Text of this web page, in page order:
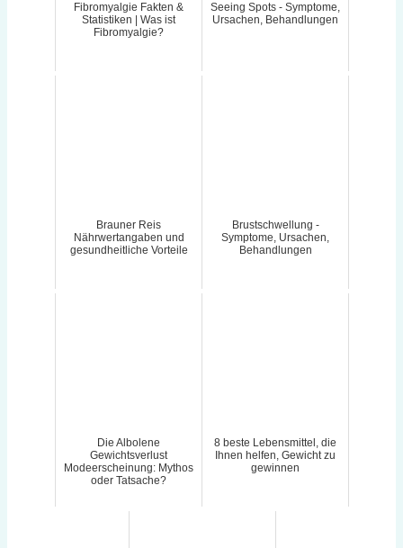
Fibromyalgie Fakten &
Statistiken | Was ist
Fibromyalgie?
Seeing Spots - Symptome,
Ursachen, Behandlungen
Brauner Reis
Nährwertangaben und
gesundheitliche Vorteile
Brustschwellung -
Symptome, Ursachen,
Behandlungen
Die Albolene
Gewichtsverlust
Modeerscheinung: Mythos
oder Tatsache?
8 beste Lebensmittel, die
Ihnen helfen, Gewicht zu
gewinnen